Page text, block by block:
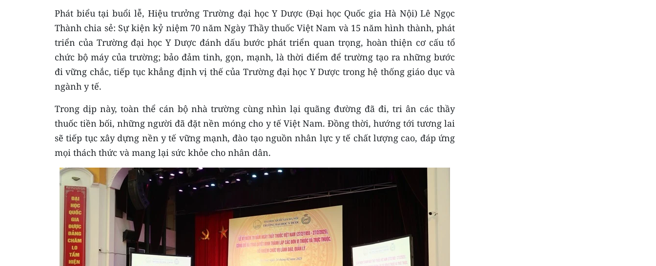
Phát biểu tại buổi lễ, Hiệu trưởng Trường đại học Y Dược (Đại học Quốc gia Hà Nội) Lê Ngọc
Thành chia sẻ: Sự kiện kỷ niệm 70 năm Ngày Thầy thuốc Việt Nam và 15 năm hình thành, phát
triển của Trường đại học Y Dược đánh dấu bước phát triển quan trọng, hoàn thiện cơ cấu tổ
chức bộ máy của trường; bảo đảm tinh, gọn, mạnh, là thời điểm để trường tạo ra những bước
đi vững chắc, tiếp tục khẳng định vị thế của Trường đại học Y Dược trong hệ thống giáo dục và
ngành y tế.
Trong dịp này, toàn thể cán bộ nhà trường cùng nhìn lại quãng đường đã đi, tri ân các thầy
thuốc tiền bối, những người đã đặt nền móng cho y tế Việt Nam. Đồng thời, hướng tới tương lai
sẽ tiếp tục xây dựng nền y tế vững mạnh, đào tạo nguồn nhân lực y tế chất lượng cao, đáp ứng
mọi thách thức và mang lại sức khỏe cho nhân dân.